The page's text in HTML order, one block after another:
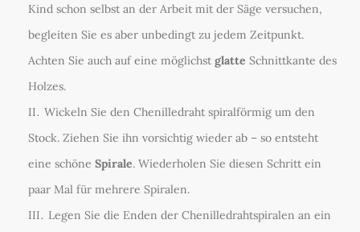
Kind schon selbst an der Arbeit mit der Säge versuchen,
begleiten Sie es aber unbedingt zu jedem Zeitpunkt.
Achten Sie auch auf eine möglichst glatte Schnittkante des
Holzes.
Wickeln Sie den Chenilledraht spiralförmig um den
Stock. Ziehen Sie ihn vorsichtig wieder ab – so entsteht
eine schöne Spirale. Wiederholen Sie diesen Schritt ein
paar Mal für mehrere Spiralen.
Legen Sie die Enden der Chenilledrahtspiralen an ein